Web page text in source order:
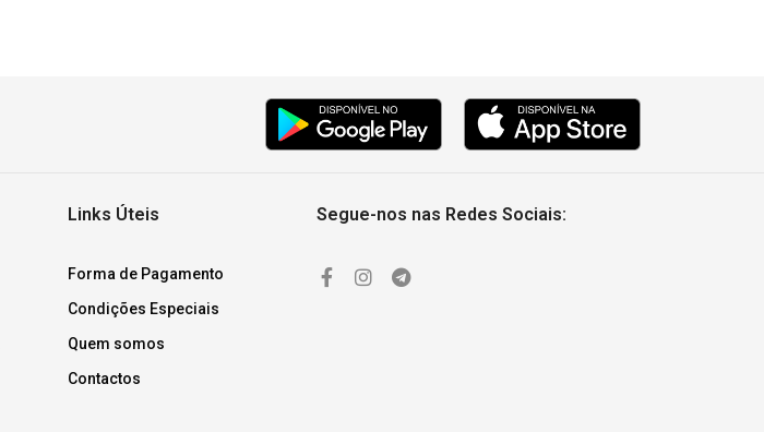
Links Úteis
Forma de Pagamento
Condições Especiais
Quem somos
Contactos
Segue-nos nas Redes Sociais: